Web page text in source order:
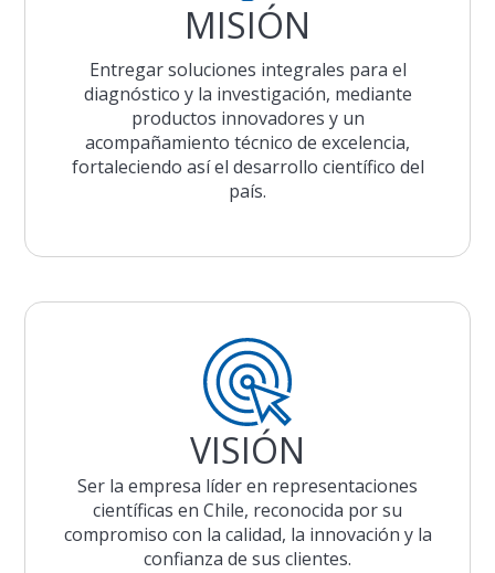
MISIÓN
Entregar soluciones integrales para el
diagnóstico y la investigación, mediante
productos innovadores y un
acompañamiento técnico de excelencia,
fortaleciendo así el desarrollo científico del
país.
VISIÓN
Ser la empresa líder en representaciones
científicas en Chile, reconocida por su
compromiso con la calidad, la innovación y la
confianza de sus clientes.